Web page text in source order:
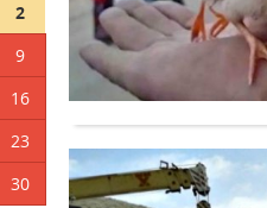
2
9
16
23
30